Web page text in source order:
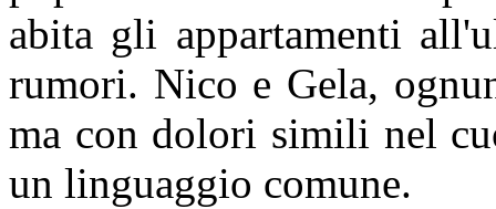
abita gli appartamenti
rumori. Nico e Gela,
ma con dolori simili nel
un linguaggio comune.